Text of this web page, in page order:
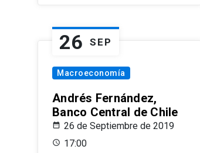
26 SEP
Macroeconomía
Andrés Fernández,
Banco Central de Chile
26 de Septiembre de 2019
17:00